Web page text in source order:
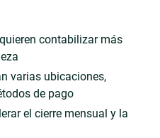
contabilizar más
varias ubicaciones,
de pago
el cierre mensual y la